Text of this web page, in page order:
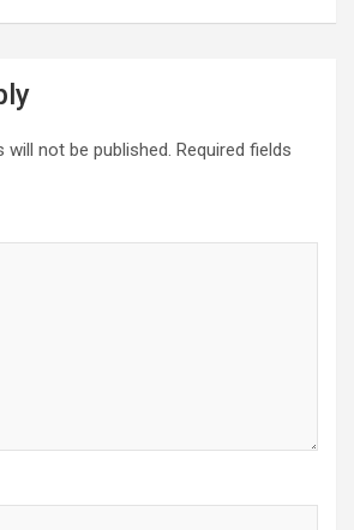
will not be published. Required fields